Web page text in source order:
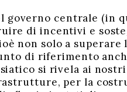
centrale (in
di incentivi e
non solo a superare
di riferimento
si rivela ai
per la